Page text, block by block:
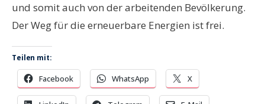
und somit auch von der arbeitenden Bevölkerung.
Der Weg für die erneuerbare Energien ist frei.
Teilen mit:
Facebook WhatsApp X